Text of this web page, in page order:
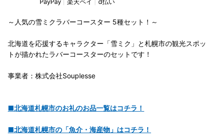
PayPay
楽天ペイ d払い
～人気の雪ミクラバーコースター 5種セット！～
北海道を応援するキャラクター「雪ミク」と札幌市の観光スポッ
トが描かれたラバーコースターのセットです！
事業者：株式会社Souplesse
■北海道札幌市のお礼のお品一覧はコチラ！
■北海道札幌市の「魚介・海産物」はコチラ！